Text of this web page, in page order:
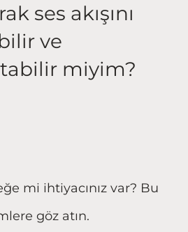
ses akışını
ve
miyim?
mi ihtiyacınız var? Bu
göz atın.